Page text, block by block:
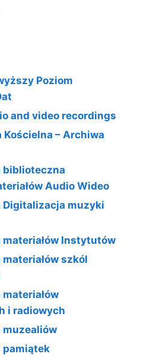
Poziom
and video recordings
– Archiwa
Audio Wideo
muzyki
Instytutów
szkól
i radiowych